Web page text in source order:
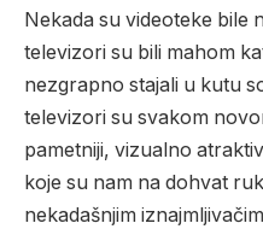
Nekada su videoteke bile
televizori su bili mahom
nezgrapno stajali u kutu
televizori su svakom
pametniji, vizualno
koje su nam na dohvat
nekadašnjim